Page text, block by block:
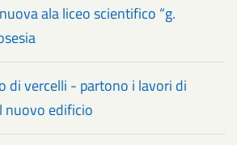
ala liceo scientifico “g.
di vercelli - partono i lavori di
nuovo edificio